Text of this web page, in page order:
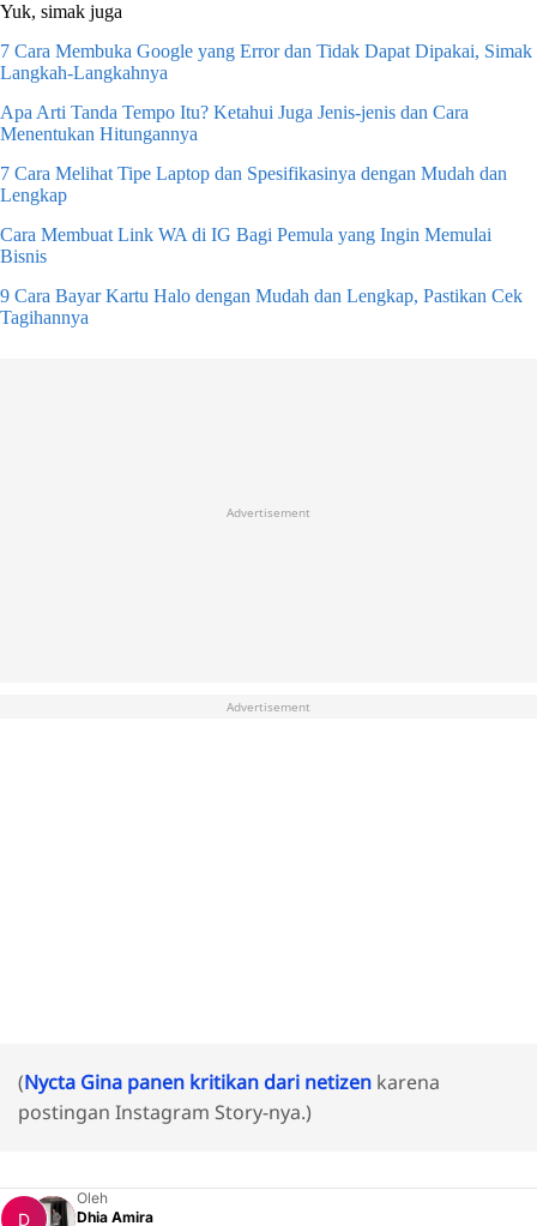
Yuk, simak juga
7 Cara Membuka Google yang Error dan Tidak Dapat Dipakai, Simak
Langkah-Langkahnya
Apa Arti Tanda Tempo Itu? Ketahui Juga Jenis-jenis dan Cara
Menentukan Hitungannya
7 Cara Melihat Tipe Laptop dan Spesifikasinya dengan Mudah dan
Lengkap
Cara Membuat Link WA di IG Bagi Pemula yang Ingin Memulai
Bisnis
9 Cara Bayar Kartu Halo dengan Mudah dan Lengkap, Pastikan Cek
Tagihannya
Advertisement
Advertisement
(Nycta Gina panen kritikan dari netizen karena
postingan Instagram Story-nya.)
Oleh
Dhia Amira